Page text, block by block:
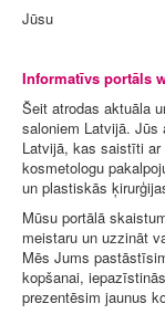
Jūsu
Informatīvs portāls
Šeit atrodas aktuāla
saloniem Latvijā. Jūs
Latvijā, kas saistīti ar
kosmetologu
un plastiskās
Mūsu portālā
meistaru un uzzināt
Mēs Jums
kopšanai,
prezentēsim jaunus